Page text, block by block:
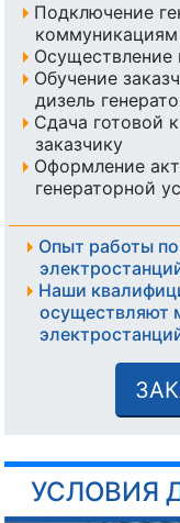
Подключение
коммуникациям
Осуществление
Обучение
дизель
Сдача готовой
заказчику
Оформление
генераторной
Опыт работы
Наши
осуществляют
УСЛОВИЯ